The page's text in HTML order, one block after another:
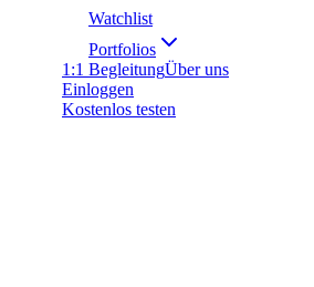
Watchlist
Portfolios
1:1 BegleitungÜber uns
Einloggen
Kostenlos testen